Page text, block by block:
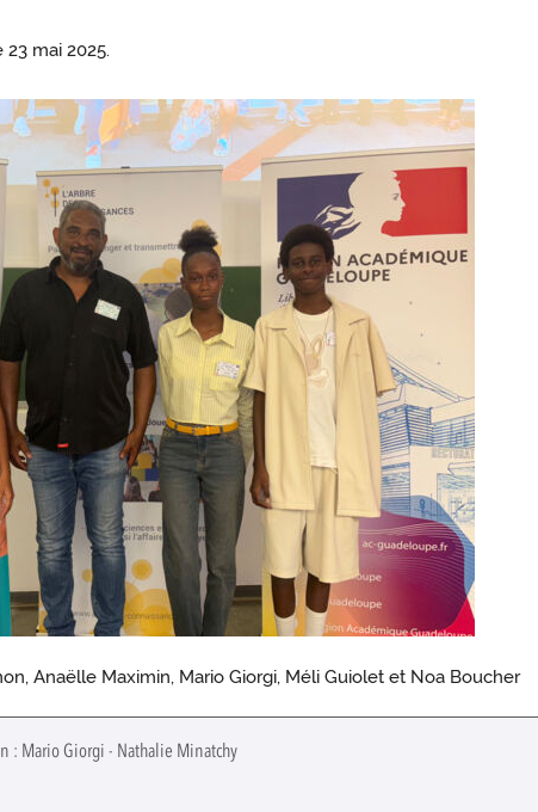
mai 2025.
Anaëlle Maximin, Mario Giorgi, Méli Guiolet et Noa Boucher
: Mario Giorgi - Nathalie Minatchy